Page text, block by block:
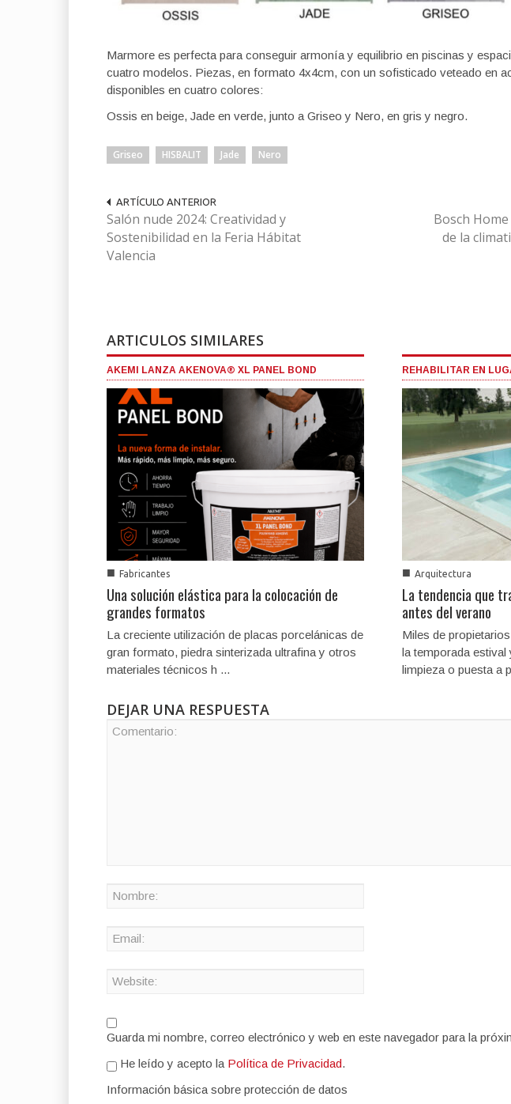
Marmore es perfecta para conseguir armonía y equilibrio en piscinas y
cuatro modelos. Piezas, en formato 4x4cm, con un sofisticado veteado en
disponibles en cuatro colores:
Ossis en beige, Jade en verde, junto a Griseo y Nero, en gris y negro.
Griseo HISBALIT Jade Nero
ARTÍCULO ANTERIOR
Salón nude 2024: Creatividad y
Sostenibilidad en la Feria Hábitat
Valencia
Bosch
de la
ARTICULOS SIMILARES
AKEMI LANZA AKENOVA® XL PANEL BOND
■ Fabricantes
Una solución elástica para la colocación de
grandes formatos
La creciente utilización de placas porcelánicas de
gran formato, piedra sinterizada ultrafina y otros
materiales técnicos h ...
REHABILITAR EN
■ Arquitectura
La tendencia que
antes del verano
Miles de
la temporada estival
limpieza o puesta a
DEJAR UNA RESPUESTA
Guarda mi nombre, correo electrónico y web en este navegador para la
He leído y acepto la Política de Privacidad.
Información básica sobre protección de datos